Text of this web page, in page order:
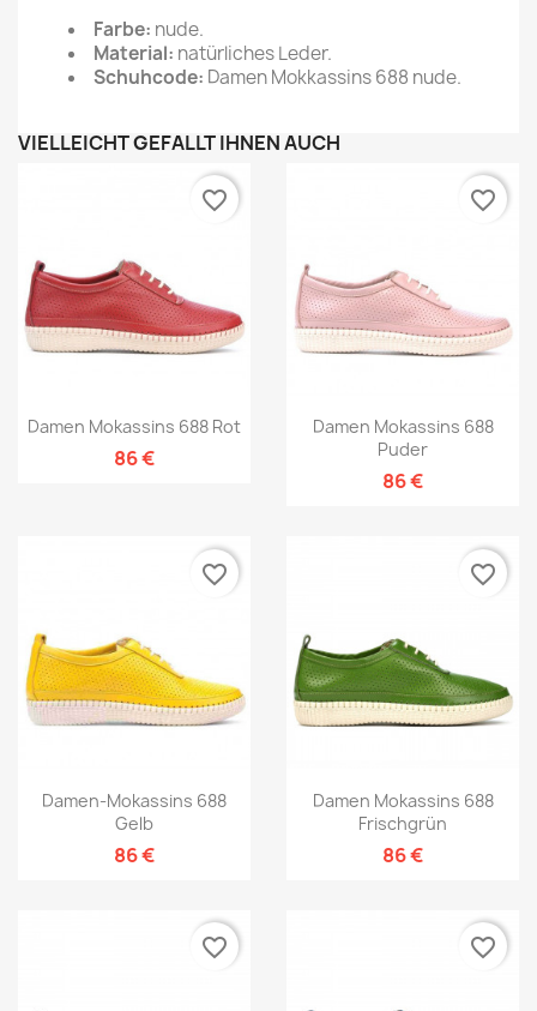
Farbe: nude.
Material: natürliches Leder.
Schuhcode: Damen Mokkassins 688 nude.
VIELLEICHT GEFÄLLT IHNEN AUCH
Damen Mokassins 688 Rot
86 €
favorite_border
Damen Mokassins 688
Puder
86 €
favorite_border
Damen-Mokassins 688
Gelb
86 €
favorite_border
Damen Mokassins 688
Frischgrün
86 €
favorite_border
favorite_border favorite_border